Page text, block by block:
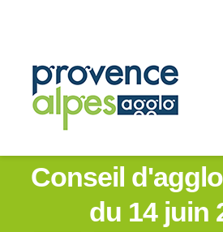
Conseil
du 14 juin